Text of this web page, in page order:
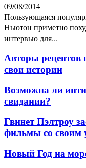
09/08/2014
Пользующаяся
Ньютон приметно
интервью для...
Авторы рецептов
свои истории
Возможна ли
свидании?
Гвинет Пэлтроу
фильмы со своим
Новый Год на